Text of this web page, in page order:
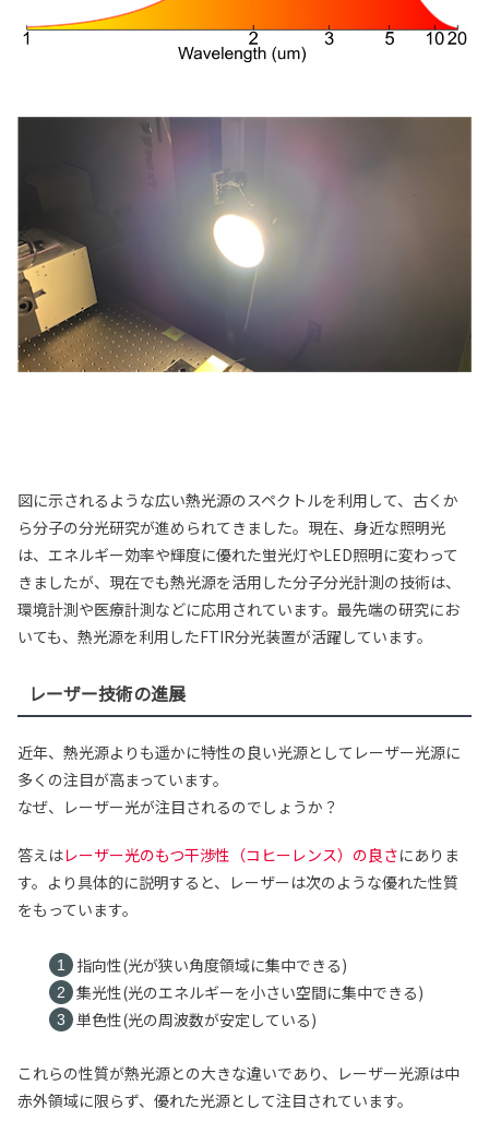
図に示されるような広い熱光源のスペクトルを利用して、古くか
ら分子の分光研究が進められてきました。現在、身近な照明光
は、エネルギー効率や輝度に優れた蛍光灯やLED照明に変わって
きましたが、現在でも熱光源を活用した分子分光計測の技術は、
環境計測や医療計測などに応用されています。最先端の研究にお
いても、熱光源を利用したFTIR分光装置が活躍しています。
レーザー技術の進展
近年、熱光源よりも遥かに特性の良い光源としてレーザー光源に
多くの注目が高まっています。
なぜ、レーザー光が注目されるのでしょうか？
答えはレーザー光のもつ干渉性（コヒーレンス）の良さにありま
す。より具体的に説明すると、レーザーは次のような優れた性質
をもっています。
指向性(光が狭い角度領域に集中できる)
集光性(光のエネルギーを小さい空間に集中できる)
単色性(光の周波数が安定している)
これらの性質が熱光源との大きな違いであり、レーザー光源は中
赤外領域に限らず、優れた光源として注目されています。